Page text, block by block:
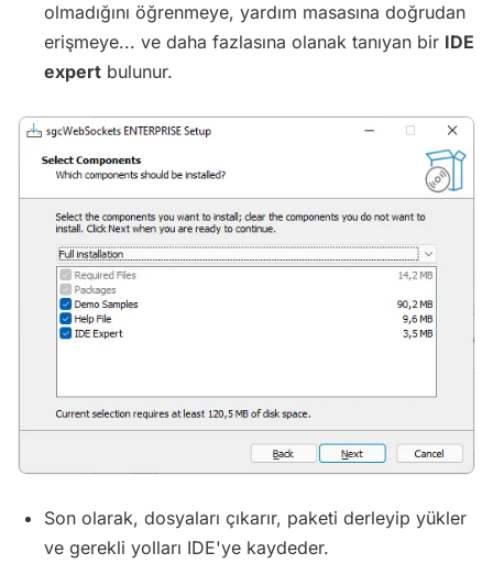
olmadığını öğrenmeye, yardım masasına doğrudan
erişmeye... ve daha fazlasına olanak tanıyan bir IDE
expert bulunur.
Son olarak, dosyaları çıkarır, paketi derleyip yükler
ve gerekli yolları IDE'ye kaydeder.